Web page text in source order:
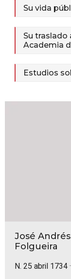
Su vida
Su traslado
Academia
Estudios
José
Folgueira
N. 25 abril 1734